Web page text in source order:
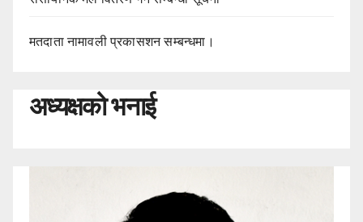
मतदाता नामावली प्रकासशन सम्बन्धमा।
अध्यक्षको भनाई